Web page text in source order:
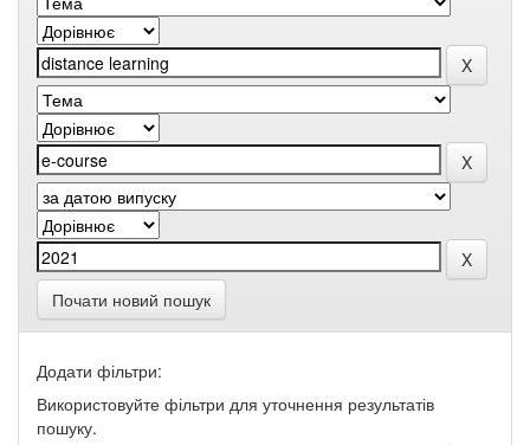
Почати новий пошук
Додати фільтри:
Використовуйте фільтри для уточнення результатів
пошуку.